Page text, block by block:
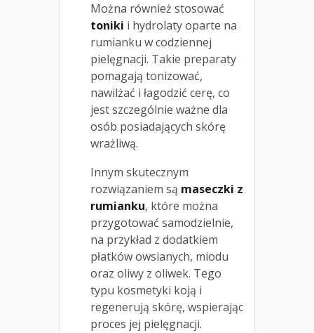
Można również stosować
toniki i hydrolaty oparte na
rumianku w codziennej
pielęgnacji. Takie preparaty
pomagają tonizować,
nawilżać i łagodzić cerę, co
jest szczególnie ważne dla
osób posiadających skórę
wrażliwą.
Innym skutecznym
rozwiązaniem są maseczki z
rumianku, które można
przygotować samodzielnie,
na przykład z dodatkiem
płatków owsianych, miodu
oraz oliwy z oliwek. Tego
typu kosmetyki koją i
regenerują skórę, wspierając
proces jej pielęgnacji.